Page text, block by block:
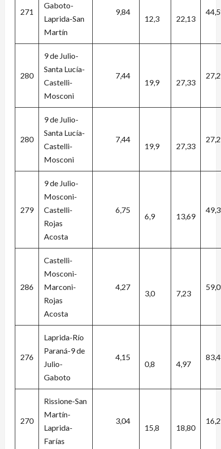
271
Gaboto-
Laprida-San
Martín
9,84
12,3 22,13
280
9 de Julio-
Santa Lucía-
Castelli-
Mosconi
7,44
19,9 27,33
280
9 de Julio-
Santa Lucía-
Castelli-
Mosconi
7,44
19,9 27,33
279
9 de Julio-
Mosconi-
Castelli-
Rojas
Acosta
6,75
6,9 13,69
286
Castelli-
Mosconi-
Marconi-
Rojas
Acosta
4,27
3,0 7,23
276
Laprida-Río
Paraná-9 de
Julio-
Gaboto
4,15
0,8 4,97
270
Rissione-San
Martín-
Laprida-
Farías
3,04
15,8 18,80